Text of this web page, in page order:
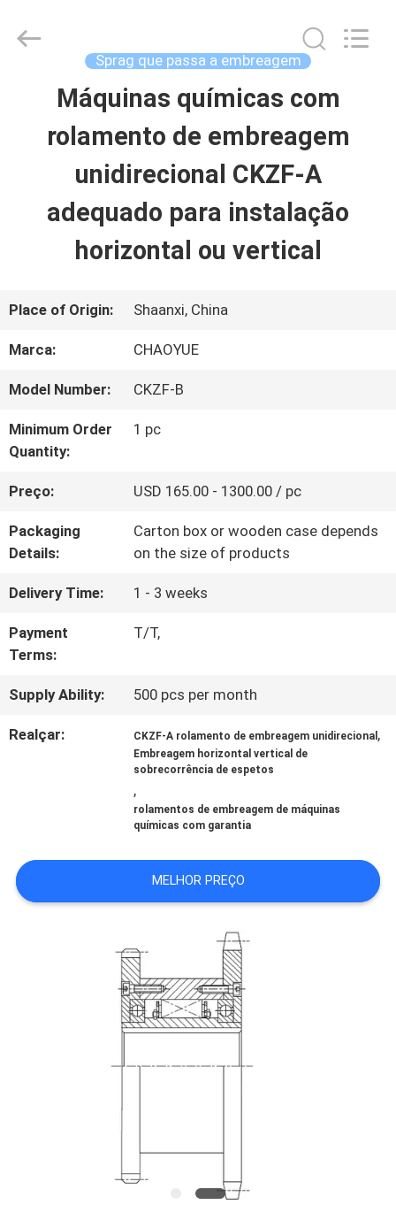
CASA
PRODUTOS
SOBRE
QUALIDADE
CONTACTE-
NOS
NOTÍCIA
Xianyang
Chaoyue
Sprag que passa a embreagem
Máquinas químicas com
rolamento de embreagem
unidirecional CKZF-A
adequado para instalação
horizontal ou vertical
Place of Origin: Shaanxi, China
Marca: CHAOYUE
Model Number: CKZF-B
Minimum Order
Quantity:
1 pc
Preço: USD 165.00 - 1300.00 / pc
Packaging
Details:
Carton box or wooden case depends
on the size of products
Delivery Time: 1 - 3 weeks
Payment
Terms:
T/T,
Supply Ability: 500 pcs per month
Realçar: CKZF-A rolamento de embreagem unidirecional ,
Embreagem horizontal vertical de
sobrecorrência de espetos
,
rolamentos de embreagem de máquinas
químicas com garantia
MELHOR PREÇO